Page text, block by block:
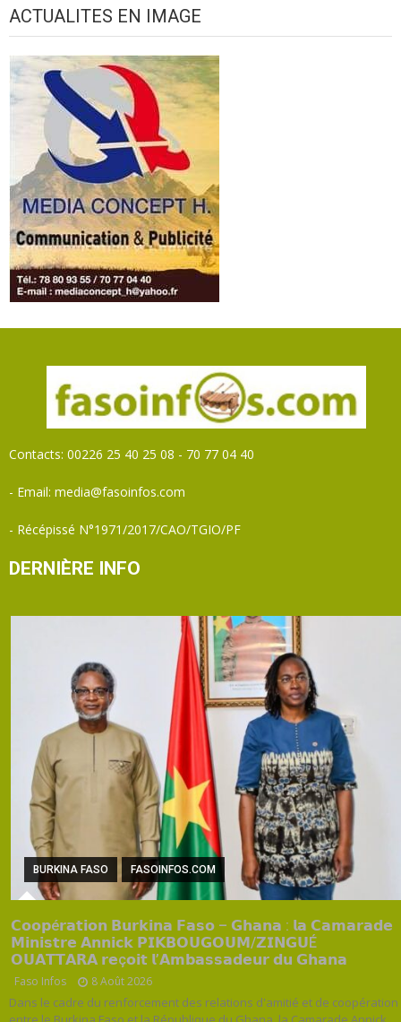
ACTUALITES EN IMAGE
Contacts: 00226 25 40 25 08 - 70 77 04 40
- Email: media@fasoinfos.com
- Récépissé N°1971/2017/CAO/TGIO/PF
DERNIÈRE INFO
BURKINA FASO FASOINFOS.COM
𝗖𝗼𝗼𝗽é𝗿𝗮𝘁𝗶𝗼𝗻 𝗕𝘂𝗿𝗸𝗶𝗻𝗮 𝗙𝗮𝘀𝗼 – 𝗚𝗵𝗮𝗻𝗮 : 𝗹𝗮 𝗖𝗮𝗺𝗮𝗿𝗮𝗱𝗲
𝗠𝗶𝗻𝗶𝘀𝘁𝗿𝗲 𝗔𝗻𝗻𝗶𝗰𝗸 𝗣𝗜𝗞𝗕𝗢𝗨𝗚𝗢𝗨𝗠/𝗭𝗜𝗡𝗚𝗨É
𝗢𝗨𝗔𝗧𝗧𝗔𝗥𝗔 𝗿𝗲ç𝗼𝗶𝘁 𝗹’𝗔𝗺𝗯𝗮𝘀𝘀𝗮𝗱𝗲𝘂𝗿 𝗱𝘂 𝗚𝗵𝗮𝗻𝗮
Faso Infos 8 Août 2026
Dans le cadre du renforcement des relations d'amitié et de coopération